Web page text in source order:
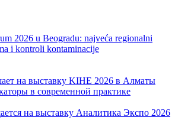
2026 u Beogradu: najveća regionalni
i kontroli kontaminacije
на выставку KIHE 2026 в Алматы
в современной практике
на выставку Аналитика Экспо 2026